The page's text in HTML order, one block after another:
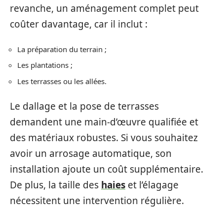
revanche, un aménagement complet peut
coûter davantage, car il inclut :
La préparation du terrain ;
Les plantations ;
Les terrasses ou les allées.
Le dallage et la pose de terrasses
demandent une main-d’œuvre qualifiée et
des matériaux robustes. Si vous souhaitez
avoir un arrosage automatique, son
installation ajoute un coût supplémentaire.
De plus, la taille des haies et l’élagage
nécessitent une intervention régulière.